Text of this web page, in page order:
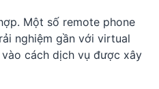
Một số remote phone
nghiệm gần với virtual
cách dịch vụ được xây